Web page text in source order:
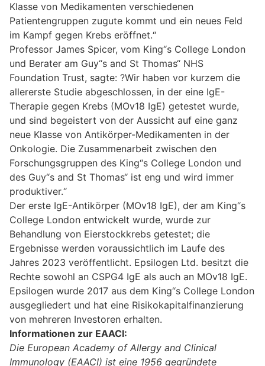
Klasse von Medikamenten verschiedenen
Patientengruppen zugute kommt und ein neues Feld
im Kampf gegen Krebs eröffnet.“
Professor James Spicer, vom King“s College London
und Berater am Guy“s and St Thomas“ NHS
Foundation Trust, sagte: ?Wir haben vor kurzem die
allererste Studie abgeschlossen, in der eine IgE-
Therapie gegen Krebs (MOv18 IgE) getestet wurde,
und sind begeistert von der Aussicht auf eine ganz
neue Klasse von Antikörper-Medikamenten in der
Onkologie. Die Zusammenarbeit zwischen den
Forschungsgruppen des King“s College London und
des Guy“s and St Thomas“ ist eng und wird immer
produktiver.“
Der erste IgE-Antikörper (MOv18 IgE), der am King“s
College London entwickelt wurde, wurde zur
Behandlung von Eierstockkrebs getestet; die
Ergebnisse werden voraussichtlich im Laufe des
Jahres 2023 veröffentlicht. Epsilogen Ltd. besitzt die
Rechte sowohl an CSPG4 IgE als auch an MOv18 IgE.
Epsilogen wurde 2017 aus dem King“s College London
ausgegliedert und hat eine Risikokapitalfinanzierung
von mehreren Investoren erhalten.
Informationen zur EAACI:
Die European Academy of Allergy and Clinical
Immunology (EAACI) ist eine 1956 gegründete